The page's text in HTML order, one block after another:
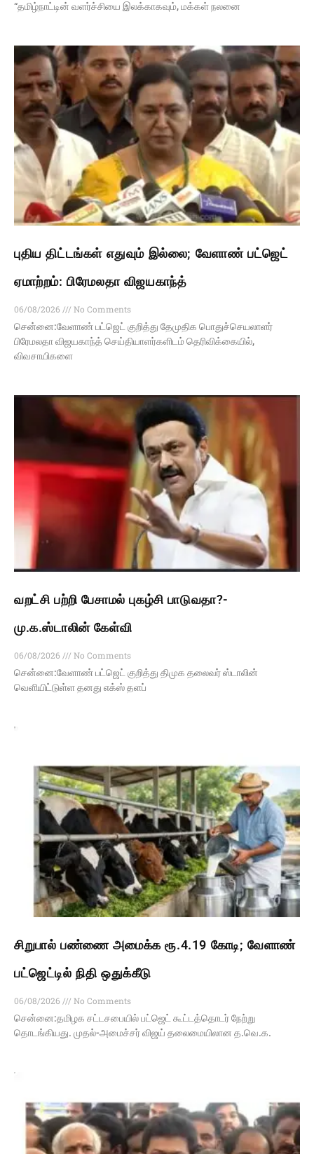
“தமிழ்நாட்டின் வளர்ச்சியை இலக்காகவும், மக்கள் நலனை
புதிய திட்டங்கள் எதுவும் இல்லை; வேளாண் பட்ஜெட்
ஏமாற்றம்: பிரேமலதா விஜயகாந்த்
06/08/2026
No Comments
சென்னை:வேளாண் பட்ஜெட் குறித்து தேமுதிக பொதுச்செயலாளர்
பிரேமலதா விஜயகாந்த் செய்தியாளர்களிடம் தெரிவிக்கையில்,
விவசாயிகளை
வறட்சி பற்றி பேசாமல் புகழ்சி பாடுவதா?-
மு.க.ஸ்டாலின் கேள்வி
06/08/2026
No Comments
சென்னை:வேளாண் பட்ஜெட் குறித்து திமுக தலைவர் ஸ்டாலின்
வெளியிட்டுள்ள தனது எக்ஸ் தளப்
சிறுபால் பண்ணை அமைக்க ரூ.4.19 கோடி; வேளாண்
பட்ஜெட்டில் நிதி ஒதுக்கீடு
06/08/2026
No Comments
சென்னை:தமிழக சட்டசபையில் பட்ஜெட் கூட்டத்தொடர் நேற்று
தொடங்கியது. முதல்-அமைச்சர் விஜய் தலைமையிலான த.வெ.க.